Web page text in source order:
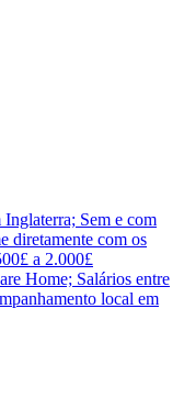
Sem e com
diretamente com os
a 2.000£
Home; Salários entre
local em